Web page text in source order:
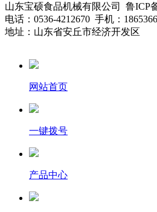
山东宝硕食品机械有限公司 鲁ICP
电话：0536-4212670 手机：
地址：山东省安丘市经济开发区
网站首页
一键拨号
产品中心